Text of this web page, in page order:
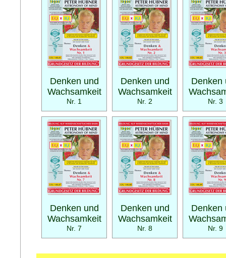
Denken und
Wachsamkeit
Nr. 1
Denken und
Wachsamkeit
Nr. 2
Denken
Nr. 3
Denken und
Wachsamkeit
Nr. 7
Denken und
Wachsamkeit
Nr. 8
Denken
Nr. 9